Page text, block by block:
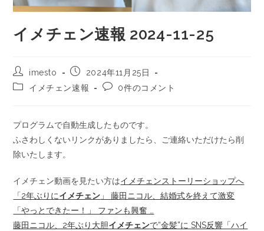
イメチェン速報 2024-11-25
imesto
2024年11月25日
イメチェン速報
0件のコメント
プログラムで自動生成したものです。
ふさわしくないリンクがありましたら、ご連絡いただけたら削
除いたします。
イメチェン動画を見たい方はイメチェンストーリーショップへ
「2年ぶりにイメチェン 」 藤田ニコル、結婚式を終えて激変
「やっとできたー！」 ファンも興奮 …
藤田ニコル、2年ぶり大胆イメチェンで“金髪”に SNS反響「ハイ